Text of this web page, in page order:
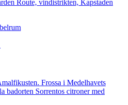
Route, vindistrikten, Kapstaden
Frossa i Medelhavets
badorten Sorrentos citroner med